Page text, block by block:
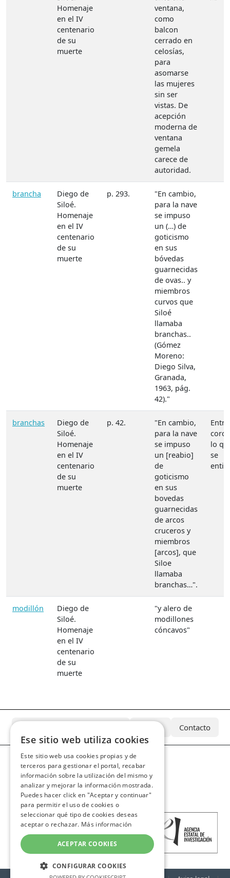
Homenaje
en el IV
centenario
de su
muerte
ventana,
como
balcon
cerrado en
celosías,
para
asomarse
las mujeres
sin ser
vistas. De
acepción
moderna de
ventana
gemela
carece de
autoridad.
brancha
Diego de
Siloé.
Homenaje
en el IV
centenario
de su
muerte
p. 293.
"En cambio,
para la nave
se impuso
un (…) de
goticismo
en sus
bóvedas
guarnecidas
de ovas.. y
miembros
curvos que
Siloé
llamaba
branchas..
(Gómez
Moreno:
Diego Silva,
Granada,
1963, pág.
42)."
branchas
Diego de
Siloé.
Homenaje
en el IV
centenario
de su
muerte
p. 42.
"En cambio,
para la nave
se impuso
un [reabio]
de
goticismo
en sus
bovedas
guarnecidas
de arcos
cruceros y
miembros
[arcos], que
Siloe
llamaba
branchas…".
Entre
lo
se
modillón
Diego de
Siloé.
Homenaje
en el IV
centenario
de su
muerte
"y alero de
modillones
cóncavos"
Equipo Contacto
Ese sitio web utiliza cookies
Este sitio web usa cookies propias y de
terceros para gestionar el portal, recabar
información sobre la utilización del mismo y
analizar y mejorar la información mostrada.
Puedes hacer click en "Aceptar y continuar"
para permitir el uso de cookies o
seleccionar qué tipo de cookies deseas
aceptar o rechazar. Más información
ACEPTAR COOKIES
CONFIGURAR COOKIES